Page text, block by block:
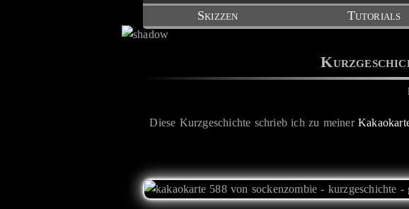
Skizzen Tutorials
Diese Kurzgeschichte schrieb ich zu meiner